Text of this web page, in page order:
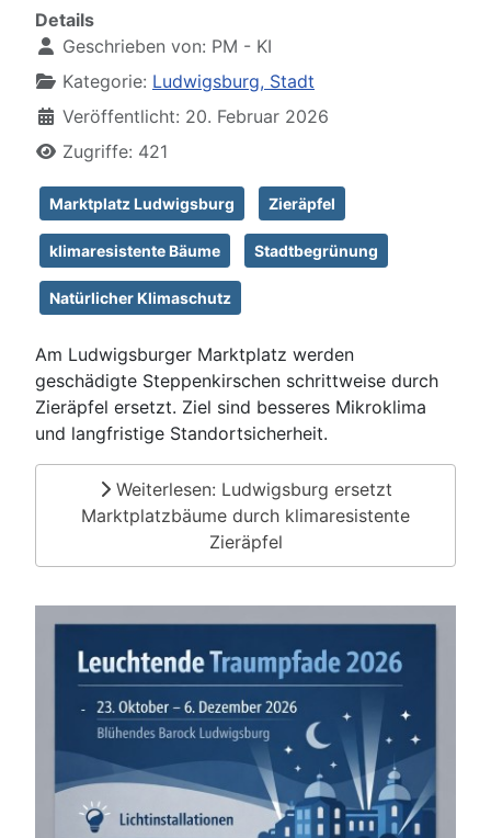
Details
Geschrieben von: PM - KI
Kategorie: Ludwigsburg, Stadt
Veröffentlicht: 20. Februar 2026
Zugriffe: 421
Marktplatz Ludwigsburg Zieräpfel
klimaresistente Bäume Stadtbegrünung
Natürlicher Klimaschutz
Am Ludwigsburger Marktplatz werden
geschädigte Steppenkirschen schrittweise durch
Zieräpfel ersetzt. Ziel sind besseres Mikroklima
und langfristige Standortsicherheit.
Weiterlesen: Ludwigsburg ersetzt
Marktplatzbäume durch klimaresistente
Zieräpfel